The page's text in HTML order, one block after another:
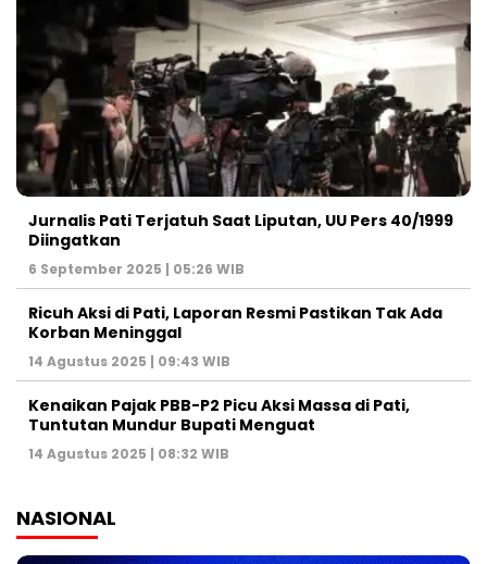
Jurnalis Pati Terjatuh Saat Liputan, UU Pers 40/1999
Diingatkan
6 September 2025 | 05:26 WIB
Ricuh Aksi di Pati, Laporan Resmi Pastikan Tak Ada
Korban Meninggal
14 Agustus 2025 | 09:43 WIB
Kenaikan Pajak PBB-P2 Picu Aksi Massa di Pati,
Tuntutan Mundur Bupati Menguat
14 Agustus 2025 | 08:32 WIB
NASIONAL